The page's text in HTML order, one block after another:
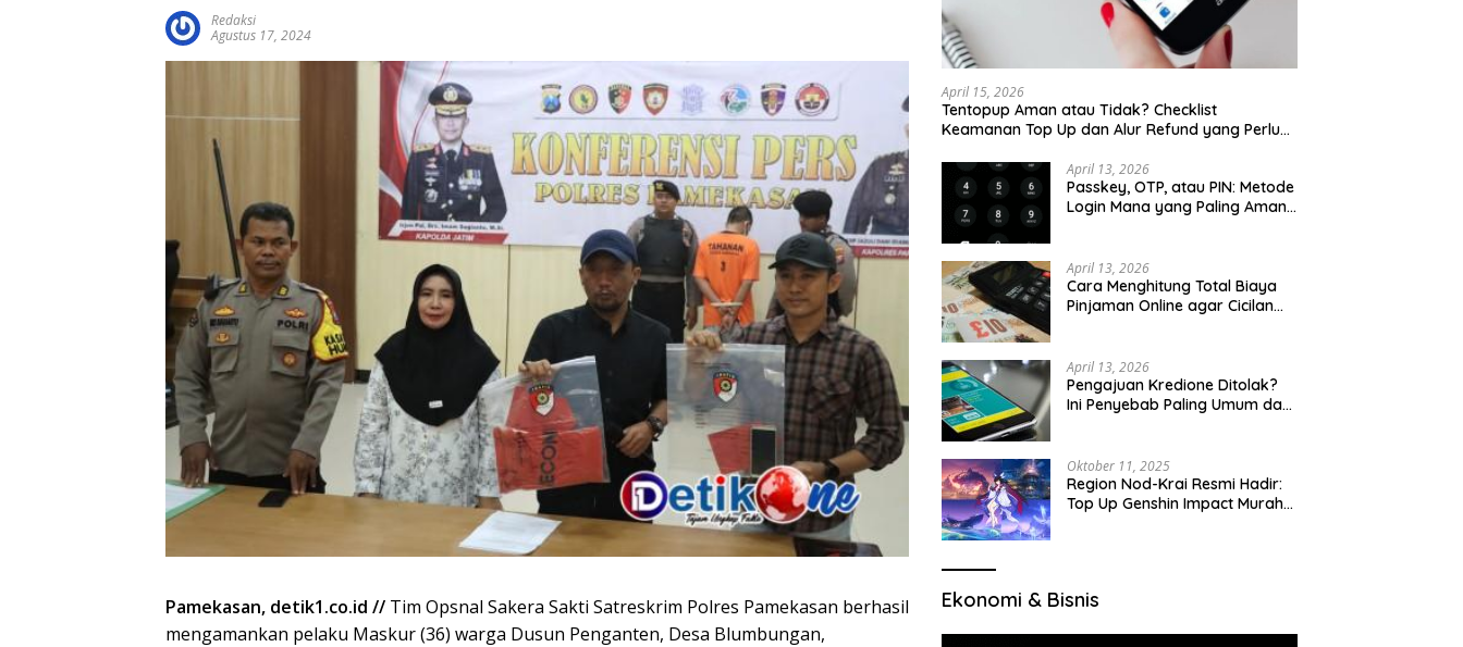
Redaksi
Agustus 17, 2024
Pamekasan, detik1.co.id // Tim Opsnal Sakera Sakti Satreskrim Polres Pamekasan berhasil
mengamankan pelaku Maskur (36) warga Dusun Penganten, Desa Blumbungan,
April 15, 2026
Tentopup Aman atau Tidak? Checklist
Keamanan Top Up dan Alur Refund yang Perlu
April 13, 2026
Passkey, OTP, atau PIN: Metode
Login Mana yang Paling Aman
April 13, 2026
Cara Menghitung Total Biaya
Pinjaman Online agar Cicilan
April 13, 2026
Pengajuan Kredione Ditolak?
Ini Penyebab Paling Umum dan
Oktober 11, 2025
Region Nod-Krai Resmi Hadir:
Top Up Genshin Impact Murah
Ekonomi & Bisnis